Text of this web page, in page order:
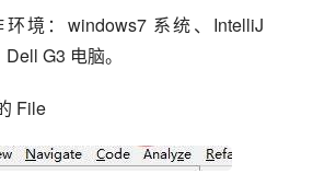
境：windows7 系统、IntelliJ
G3 电脑。
File